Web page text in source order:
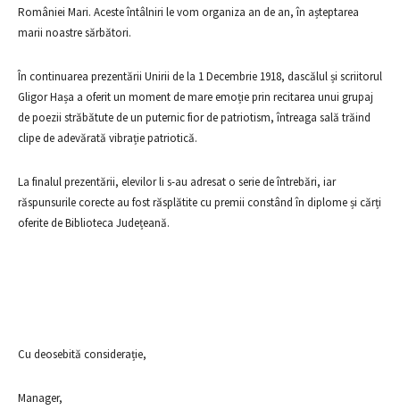
României Mari. Aceste întâlniri le vom organiza an de an, în așteptarea
marii noastre sărbători.
În continuarea prezentării Unirii de la 1 Decembrie 1918, dascălul și scriitorul
Gligor Hașa a oferit un moment de mare emoție prin recitarea unui grupaj
de poezii străbătute de un puternic fior de patriotism, întreaga sală trăind
clipe de adevărată vibrație patriotică.
La finalul prezentării, elevilor li s-au adresat o serie de întrebări, iar
răspunsurile corecte au fost răsplătite cu premii constând în diplome și cărți
oferite de Biblioteca Județeană.
Cu deosebită considerație,
Manager,